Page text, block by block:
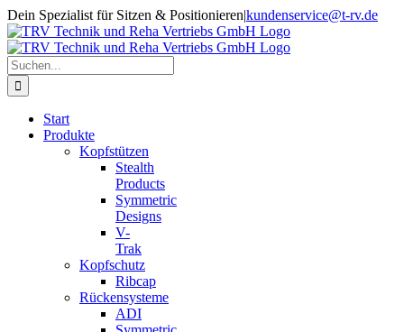
Zum
Inhalt
springen
Dein Spezialist für Sitzen & Positionieren|kundenservice@t-rv.de
Suche
nach:
Start
Produkte
Kopfstützen
Stealth
Products
Symmetric
Designs
V-
Trak
Kopfschutz
Ribcap
Rückensysteme
ADI